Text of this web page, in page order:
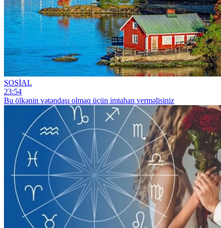
SOSİAL
23:54
Bu ölkənin vətəndaşı olmaq üçün imtahan verməlisiniz